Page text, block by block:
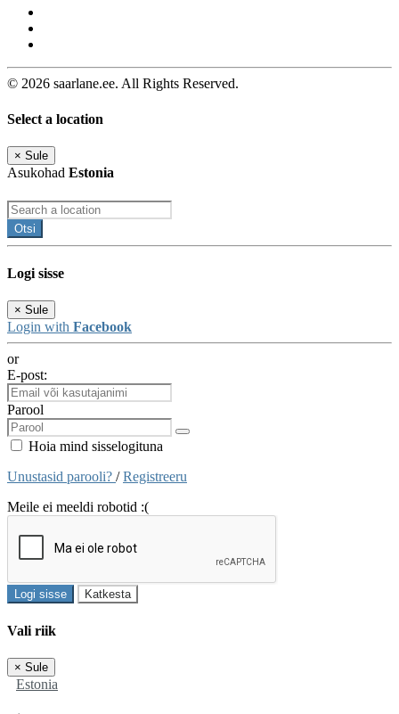
© 2026 saarlane.ee. All Rights Reserved.
Select a location
× Sule
Asukohad Estonia
Otsi
Logi sisse
× Sule
Login with Facebook
or
E-post:
Parool
Hoia mind sisselogituna
Unustasid parooli? /Registreeru
Meile ei meeldi robotid :(
Logi sisse Katkesta
Vali riik
× Sule
Estonia